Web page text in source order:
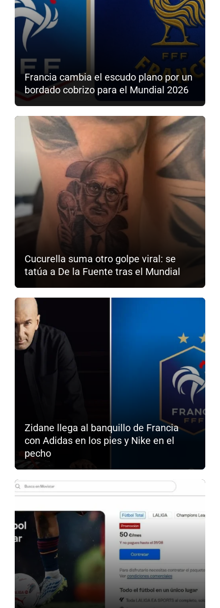
Francia cambia el escudo plano por un
bordado cobrizo para el Mundial 2026
Cucurella suma otro golpe viral: se
tatúa a De la Fuente tras el Mundial
Zidane llega al banquillo de Francia
con Adidas en los pies y Nike en el
pecho